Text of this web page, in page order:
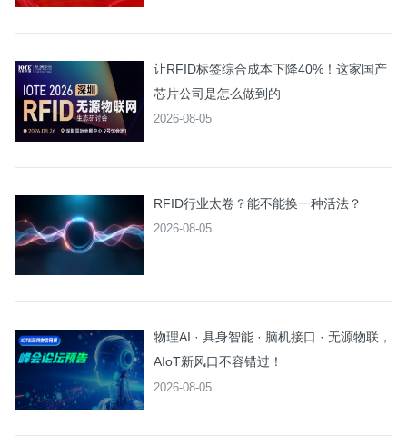
让RFID标签综合成本下降40%！这家国产
芯片公司是怎么做到的
2026-08-05
RFID行业太卷？能不能换一种活法？
2026-08-05
物理AI · 具身智能 · 脑机接口 · 无源物联，
AIoT新风口不容错过！
2026-08-05